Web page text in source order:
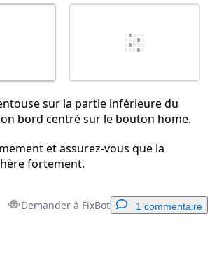
sur la partie inférieure du
bord centré sur le bouton home.
et assurez-vous que la
fortement.
Demander à FixBot 1 commentaire